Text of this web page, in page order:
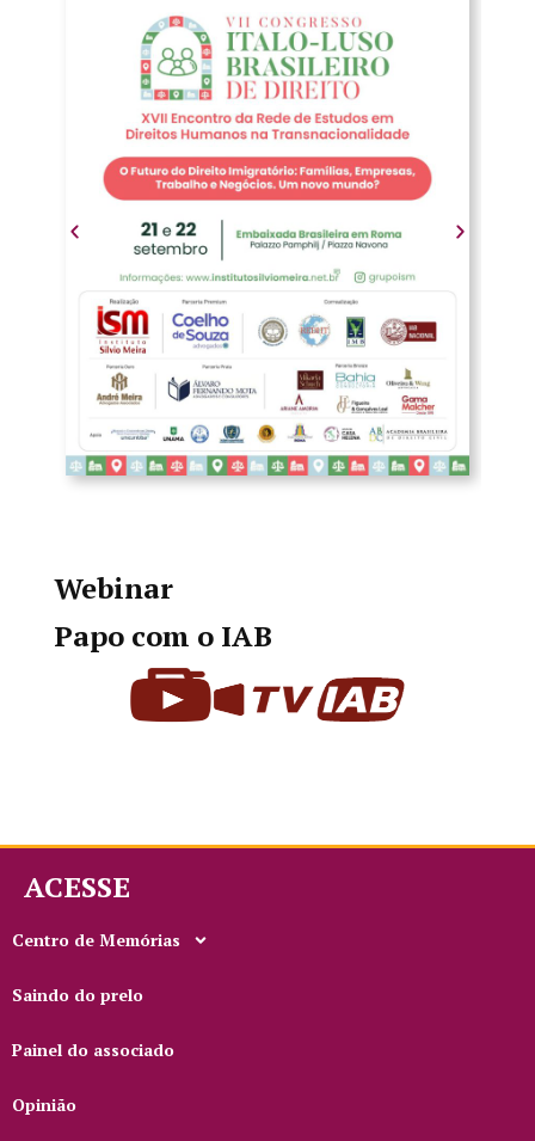
Webinar
Papo com o IAB
ACESSE
Centro de Memórias
Saindo do prelo
Painel do associado
Opinião